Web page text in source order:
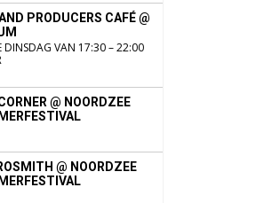
PRODUCERS CAFÉ @
DINSDAG VAN 17:30 – 22:00
@ NOORDZEE
@ NOORDZEE